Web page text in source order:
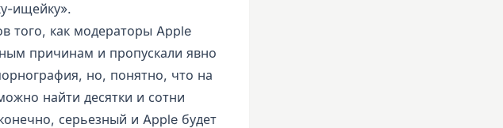
ищейку».
того, как модераторы Apple
причинам и пропускали явно
но, понятно, что на
найти десятки и сотни
серьезный и Apple будет